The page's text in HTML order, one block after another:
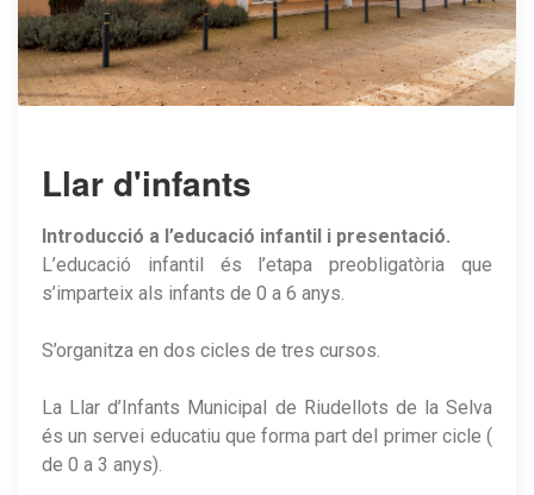
Llar d'infants
Introducció a l’educació infantil i presentació.
L’educació infantil és l’etapa preobligatòria que
s’imparteix als infants de 0 a 6 anys.
S’organitza en dos cicles de tres cursos.
La Llar d’Infants Municipal de Riudellots de la Selva
és un servei educatiu que forma part del primer cicle (
de 0 a 3 anys).